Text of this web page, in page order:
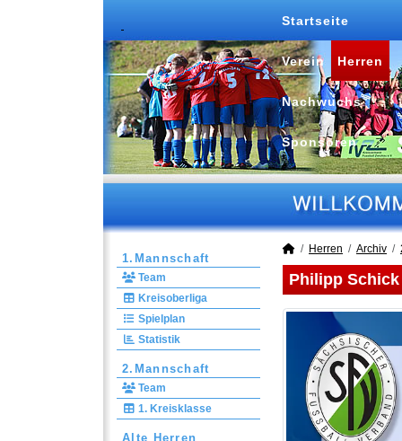
Startseite
Verein Herren
Nachwuchs
Sponsoren
1.Mannschaft
Team
Kreisoberliga
Spielplan
Statistik
2.Mannschaft
Team
1. Kreisklasse
Alte Herren
Herren Archiv
Philipp Schick